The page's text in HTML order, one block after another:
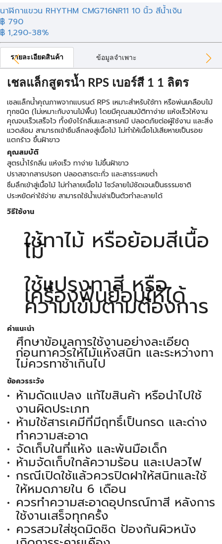
นาฬิกาแขวน RHYTHM CMG716NR11 10 นิ้ว สีน้ำเงิน
฿ 790
฿ 1,290-38%
รายละเอียดสินค้า ข้อมูลจำเพาะ
เชลแล็กสูตรน้ำ RPS เบอร์สี 1 1 ลิตร
เชลแล็กน้ำคุณภาพจากแบรนด์ RPS เหมาะสำหรับใช้ทา หรือพ่นเคลือบไม้
ทุกชนิด (ไม่เหมาะกับงานไม้พื้น) โดยมีคุณสมบัติทาง่าย แห้งเร็วให้งาน
คุณจบเร็วเสร็จไว ทั้งยังไร้กลิ่นและสารเคมี ปลอดภัยต่อผู้ใช้งาน และสิ่ง
แวดล้อม สามารถเข้าซึมลึกลงสู่เนื้อไม้ ไม่ทำให้เนื้อไม้เสียหายเป็นรอย
แตกร้าว ขึ้นฝ้าขาว
คุณสมบัติ
สูตรน้ำไร้กลิ่น แห้งเร็ว ทาง่าย ไม่ขึ้นฝ้าขาว
ปราสจากสารปรอท ปลอดสารตะกั่ว และสารระเหยต่ำ
ซึมลึกเข้าสู่เนื้อไม้ ไม่ทำลายเนื้อไม้ โชว์ลายไม้ชัดเจนเป็นธรรมชาติ
ประหยัดค่าใช้จ่าย สามารถใช้น้ำเปล่าเป็นตัวทำละลายได้
วิธีใช้งาน
ใช้ทาไม้ หรือย้อมสีเนื้อ
ไม้
ใช้แปรงทาสี หรือ
เครื่องพ่นย้อมให้ได้
ความเข้มตามต้องการ
คำแนะนำ
ศึกษาข้อมูลการใช้งานอย่างละเอียด
ก่อนทาควรให้ไม้แห้งสนิท และระหว่างทา
ไม่ควรทาช้าเกินไป
ข้อควรระวัง
ห้ามดัดแปลง แก้ไขสินค้า หรือนำไปใช้
งานผิดประเภท
ห้ามใช้สารเคมีที่มีฤทธิ์เป็นกรด และด่าง
ทำความสะอาด
จัดเก็บในที่แห้ง และพ้นมือเด็ก
ห้ามจัดเก็บใกล้ความร้อน และเปลวไฟ
กรณีเปิดใช้แล้วควรปิดฝาให้สนิทและใช้
ให้หมดภายใน 6 เดือน
ควรทำความสะอาดอุปกรณ์ทาสี หลังการ
ใช้งานเสร็จทุกครั้ง
ควรสวมใส่ชุดมิดชิด ป้องกันผิวหนัง